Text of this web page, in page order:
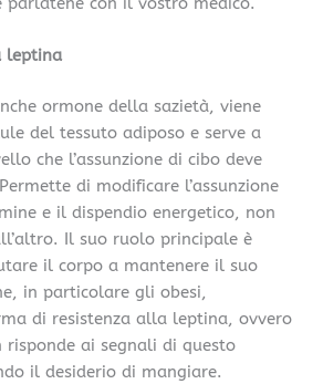
leptina
ormone della sazietà, viene
del tessuto adiposo e serve a
che l’assunzione di cibo deve
di modificare l’assunzione
e il dispendio energetico, non
Il suo ruolo principale è
il corpo a mantenere il suo
in particolare gli obesi,
di resistenza alla leptina, ovvero
ai segnali di questo
il desiderio di mangiare.